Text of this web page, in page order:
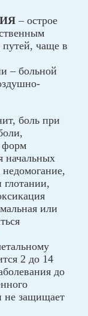
– острое
чаще в
– больной
боль при
форм
начальных
глотании,
или
2 до 14
до
не защищает